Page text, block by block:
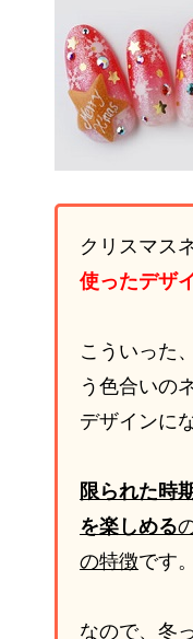
クリスマス
使ったデザ
こういった
う色合いの
デザインに
限られた時
を楽しめる
の特徴です。
なので、冬